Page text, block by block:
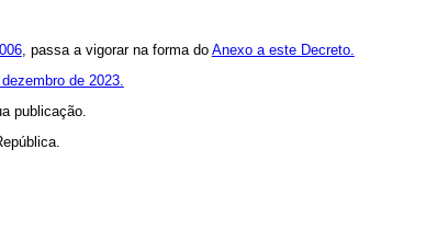
, passa a vigorar na forma do Anexo a este Decreto.
de 2023.
publicação.